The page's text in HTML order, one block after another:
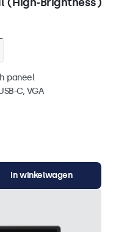
paneel
C, VGA
In winkelwagen